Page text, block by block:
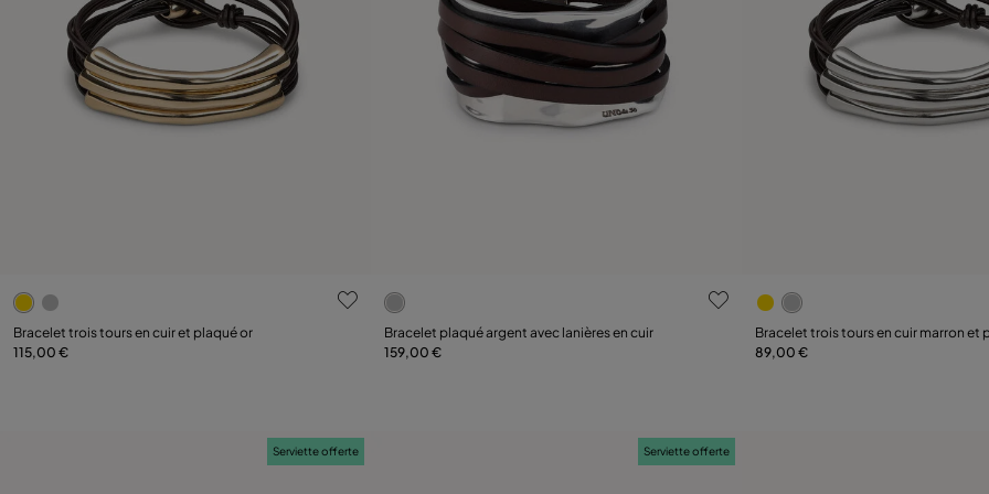
3,4 sur 5 Evaluation des clients
Sélectionnez la taille
Bracelet trois tours en cuir et plaqué or
115,00 €
5 sur 5 Evaluation des clients
Sélectionnez la taille
Bracelet plaqué argent avec lanières en cuir
159,00 €
4,9 sur 5 Evaluation des
Sélectionnez la taille
Bracelet trois tours en cuir marron et
avec détails
89,00 €
Serviette offerte Serviette offerte